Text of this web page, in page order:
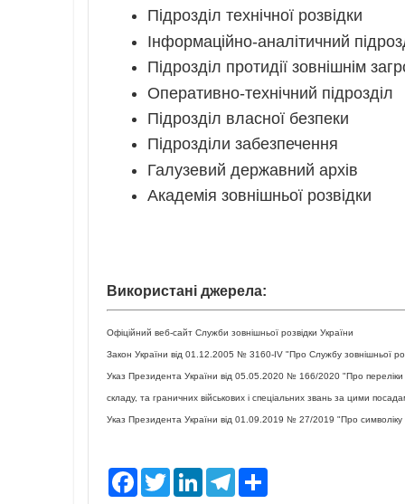
Підрозділ технічної розвідки
Інформаційно-аналітичний
Підрозділ протидії зовнішнім
Оперативно-технічний підрозділ
Підрозділ власної безпеки
Підрозділи забезпечення
Галузевий державний архів
Академія зовнішньої розвідки
Використані джерела:
Офіційний веб-сайт Служби зовнішньої розвідки України
Закон України від 01.12.2005 № 3160-ІV "Про Службу зовнішньої
Указ Президента України від 05.05.2020 № 166/2020 "Про
складу, та граничних військових і спеціальних звань за цими
Указ Президента України від 01.09.2019 № 27/2019 "Про символіку
F
a
T
w
L
T